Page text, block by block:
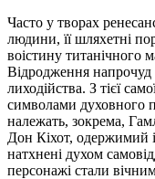
Часто у творах
людини, її шляхетні
воістину титанічного
Відродження напрочуд
лиходійства. З тієї
символами духовного
належать, зокрема,
Дон Кіхот, одержимий
натхнені духом
персонажі стали